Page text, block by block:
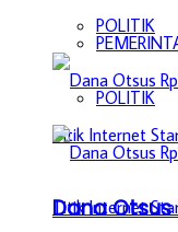
POLITIK
Dana Otsus
POLITIK